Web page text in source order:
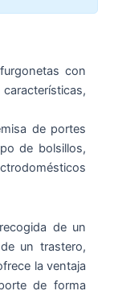
con
de portes
de bolsillos,
de un
un trastero,
la ventaja
de forma